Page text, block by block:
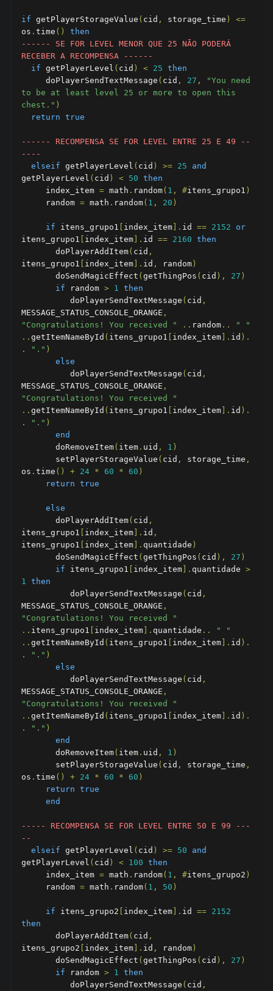
if getPlayerStorageValue ( cid , storage_time )
<=
os . time ()
then
------ SE FOR LEVEL MENOR QUE 25 NÃO PODERÁ
RECEBER A RECOMPENSA ------
if getPlayerLevel ( cid ) < 25 then
     doPlayerSendTextMessage
( cid , 27 ,
"You need
to be at least level 25 or more to open this
chest." )
return true
------ RECOMPENSA SE FOR LEVEL ENTRE 25 E 49 --
----
elseif getPlayerLevel ( cid ) >= 25
and
getPlayerLevel ( cid ) < 50 then
     index_item
= math . random( 1 , #itens_grupo1 )
     random
= math . random( 1 , 20 )
if itens_grupo1 index_item ]. id == 2152
or
itens_grupo1
index_item ]. id == 2160 then
       doPlayerAddItem
( cid ,
itens_grupo1
index_item ]. id , random )
       doSendMagicEffect
( getThingPos ( cid ), 27 )
if random > 1
then
          doPlayerSendTextMessage
( cid ,
MESSAGE_STATUS_CONSOLE_ORANGE ,
"Congratulations! You received "
.. random ..
" "
.. getItemNameById ( itens_grupo1 index_item ]. id ).
.
"." )
else
          doPlayerSendTextMessage
( cid ,
MESSAGE_STATUS_CONSOLE_ORANGE ,
"Congratulations! You received "
.. getItemNameById ( itens_grupo1 index_item ]. id ).
.
"." )
end
       doRemoveItem
( item . uid , 1 )
       setPlayerStorageValue
( cid , storage_time ,
os . time () + 24 * 60 * 60 )
return true
else
       doPlayerAddItem
( cid ,
itens_grupo1
index_item ]. id ,
itens_grupo1
index_item ]. quantidade )
       doSendMagicEffect
( getThingPos ( cid ), 27 )
if itens_grupo1 index_item ]. quantidade >
1
then
          doPlayerSendTextMessage
( cid ,
MESSAGE_STATUS_CONSOLE_ORANGE ,
"Congratulations! You received "
.. itens_grupo1 index_item ]. quantidade ..
" "
.. getItemNameById ( itens_grupo1 index_item ]. id ).
.
"." )
else
       	  doPlayerSendTextMessage
( cid ,
MESSAGE_STATUS_CONSOLE_ORANGE ,
"Congratulations! You received "
.. getItemNameById ( itens_grupo1 index_item ]. id ).
.
"." )
end
       doRemoveItem
( item . uid , 1 )
       setPlayerStorageValue
( cid , storage_time ,
os . time () + 24 * 60 * 60 )
return true
end
----- RECOMPENSA SE FOR LEVEL ENTRE 50 E 99 ---
--
elseif getPlayerLevel ( cid ) >= 50
and
getPlayerLevel ( cid ) < 100 then
     index_item
= math . random( 1 , #itens_grupo2 )
     random
= math . random( 1 , 50 )
if itens_grupo2 index_item ]. id == 2152
then
       doPlayerAddItem
( cid ,
itens_grupo2
index_item ]. id , random )
       doSendMagicEffect
( getThingPos ( cid ), 27 )
if random > 1
then
          doPlayerSendTextMessage
( cid ,